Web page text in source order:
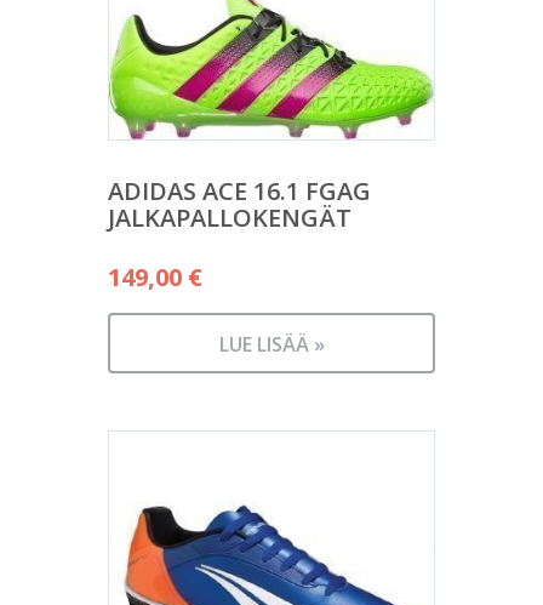
ADIDAS ACE 16.1 FGAG
JALKAPALLOKENGÄT
149,00 €
LUE LISÄÄ »